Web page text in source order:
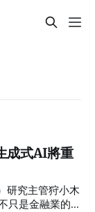
成式AI將重
研究主管狩小木
只是金融業的新